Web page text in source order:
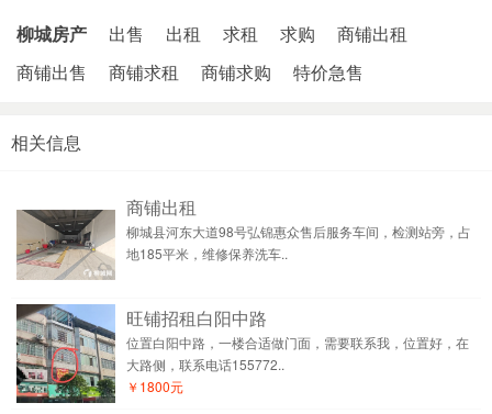
柳城房产 出售 出租 求租 求购
商铺出租
商铺出售
商铺求租 商铺求购 特价急售
相关信息
商铺出租
柳城县河东大道98号弘锦惠众售后服务车间，检测站旁，占
地185平米，维修保养洗车..
旺铺招租白阳中路
位置白阳中路，一楼合适做门面，需要联系我，位置好，在
大路侧，联系电话155772..
￥1800元